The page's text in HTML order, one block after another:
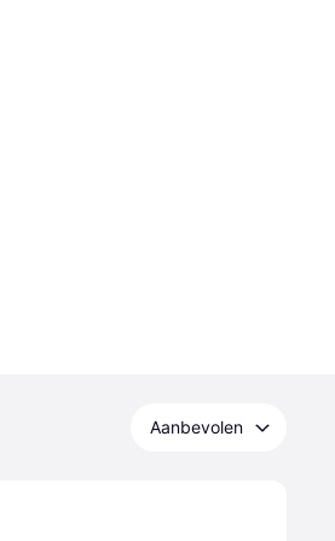
Aanbevolen